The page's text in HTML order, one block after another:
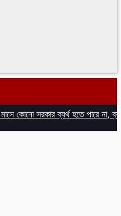
কোনো সরকার ব্যর্থ হতে পারে না,